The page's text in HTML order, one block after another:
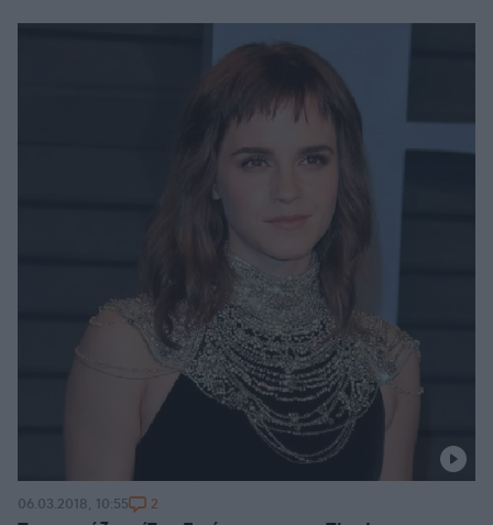
06.03.2018, 10:55 2